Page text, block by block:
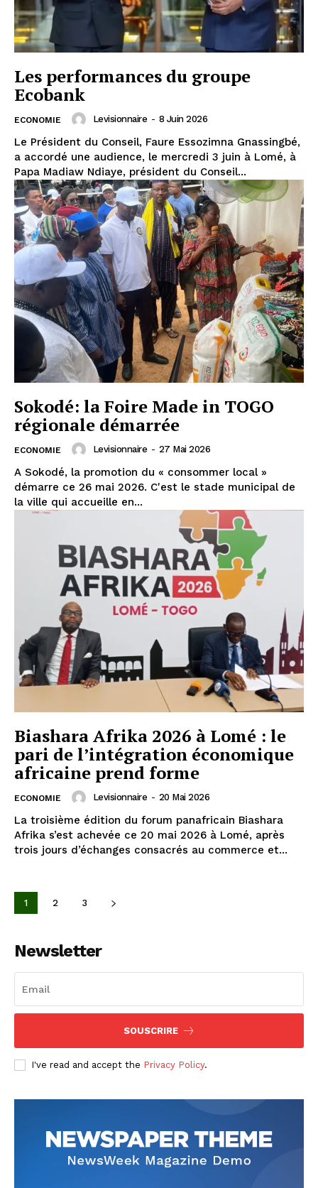
Les performances du groupe
Ecobank
ECONOMIE Levisionnaire - 8 Juin 2026
Le Président du Conseil, Faure Essozimna Gnassingbé,
a accordé une audience, le mercredi 3 juin à Lomé, à
Papa Madiaw Ndiaye, président du Conseil...
Sokodé: la Foire Made in TOGO
régionale démarrée
ECONOMIE Levisionnaire - 27 Mai 2026
A Sokodé, la promotion du « consommer local »
démarre ce 26 mai 2026. C'est le stade municipal de
la ville qui accueille en...
Biashara Afrika 2026 à Lomé : le
pari de l’intégration économique
africaine prend forme
ECONOMIE Levisionnaire - 20 Mai 2026
La troisième édition du forum panafricain Biashara
Afrika s’est achevée ce 20 mai 2026 à Lomé, après
trois jours d’échanges consacrés au commerce et...
1 2 3
Newsletter
SOUSCRIRE
I've read and accept the Privacy Policy.